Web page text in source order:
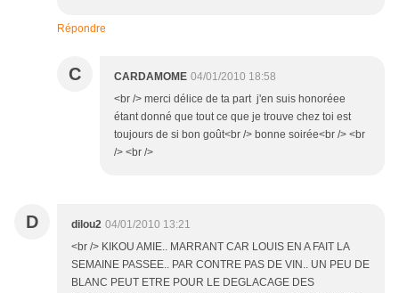
Répondre
C CARDAMOME 04/01/2010 18:58
<br /> merci délice de ta part j'en suis honoréee
étant donné que tout ce que je trouve chez toi est
toujours de si bon goût<br /> bonne soirée<br /> <br
/> <br />
D dilou2 04/01/2010 13:21
<br /> KIKOU AMIE.. MARRANT CAR LOUIS EN A FAIT LA
SEMAINE PASSEE.. PAR CONTRE PAS DE VIN.. UN PEU DE
BLANC PEUT ETRE POUR LE DEGLACAGE DES